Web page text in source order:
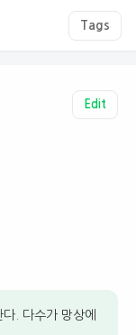
Tags
Edit
. 다수가 망상에